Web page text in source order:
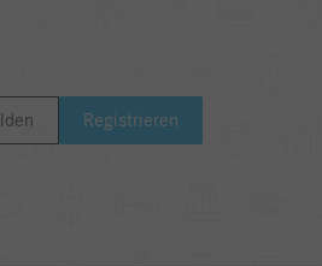
Registrieren